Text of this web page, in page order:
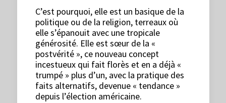
C’est pourquoi, elle est un basique de la
politique ou de la religion, terreaux où
elle s’épanouit avec une tropicale
générosité. Elle est sœur de la «
postvérité », ce nouveau concept
incestueux qui fait florès et en a déjà «
trumpé » plus d’un, avec la pratique des
faits alternatifs, devenue « tendance »
depuis l’élection américaine.